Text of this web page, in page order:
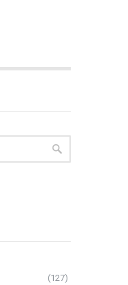
(127)